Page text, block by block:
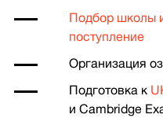
Подбор школы
поступление
Организация
Подготовка к
и Cambridge